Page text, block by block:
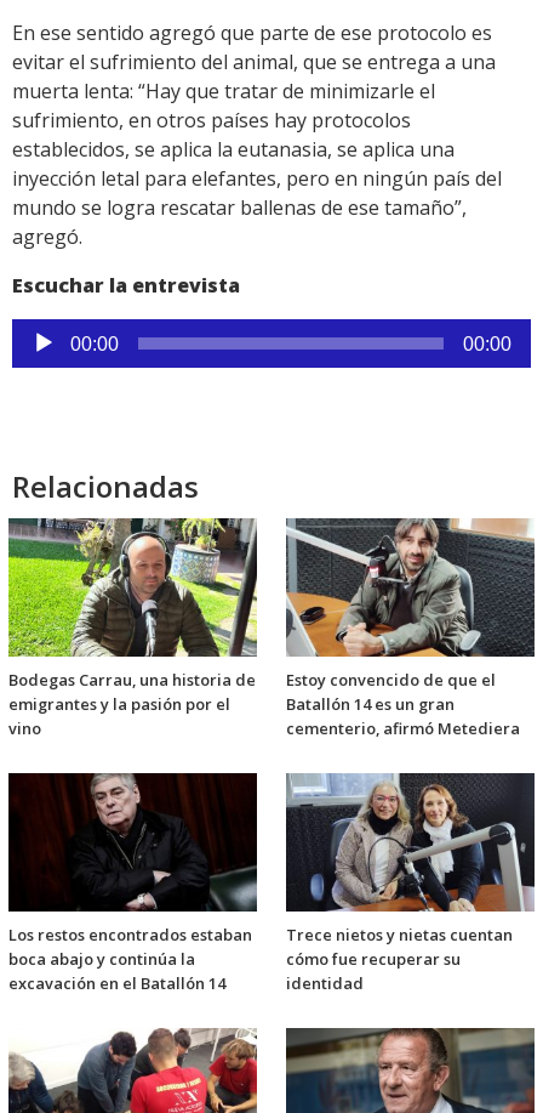
En ese sentido agregó que parte de ese protocolo es
evitar el sufrimiento del animal, que se entrega a una
muerta lenta: “Hay que tratar de minimizarle el
sufrimiento, en otros países hay protocolos
establecidos, se aplica la eutanasia, se aplica una
inyección letal para elefantes, pero en ningún país del
mundo se logra rescatar ballenas de ese tamaño”,
agregó.
Escuchar la entrevista
Reproductor
de
00:00 00:00
Relacionadas
Bodegas Carrau, una historia de
emigrantes y la pasión por el
vino
Estoy convencido de que el
Batallón 14 es un gran
cementerio, afirmó Metediera
Los restos encontrados estaban
boca abajo y continúa la
excavación en el Batallón 14
Trece nietos y nietas cuentan
cómo fue recuperar su
identidad